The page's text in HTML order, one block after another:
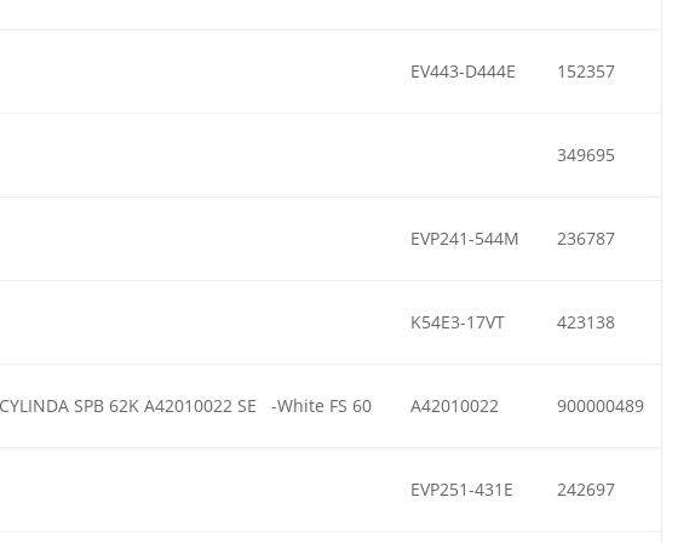
EV443-D444E 152357
349695
EVP241-544M 236787
K54E3-17VT 423138
SPB 62K A42010022 SE -White FS 60 A42010022 900000489
EVP251-431E 242697